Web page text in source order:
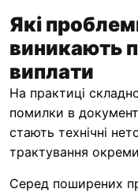
Які
виникають
виплати
На практиці
помилки в
стають технічні
трактування
Серед поширених